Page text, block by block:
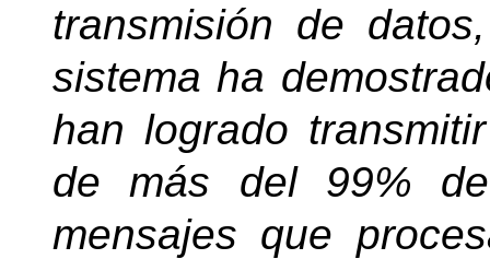
transmisión de
sistema ha
han logrado
de más del 99%
mensajes que